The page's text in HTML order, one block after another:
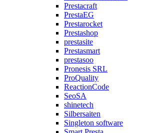
Prestacraft
PrestaEG
Prestarocket
Prestashop
prestasite
Prestasmart
prestasoo
Pronesis SRL
ProQuality
ReactionCode
SeoSA
shinetech
Silbersaiten
Singleton software